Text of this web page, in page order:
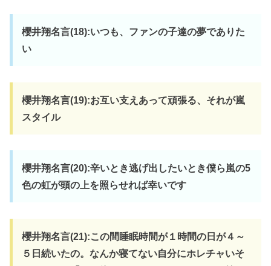
櫻井翔名言(18):いつも、ファンの子達の夢でありた
い
櫻井翔名言(19):お互い支えあって頑張る、それが嵐
スタイル
櫻井翔名言(20):辛いとき逃げ出したいとき僕ら嵐の5
色の虹が頭の上を照らせれば幸いです
櫻井翔名言(21):この間睡眠時間が１時間の日が４～
５日続いたの。なんか寝てない自分にホレチャいそ